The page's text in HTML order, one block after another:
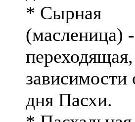
* Сырная
(масленица) -
зависимости
дня Пасхи.